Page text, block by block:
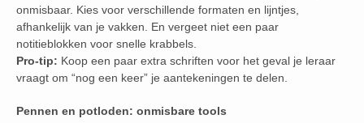
onmisbaar. Kies voor verschillende formaten en lijntjes,
afhankelijk van je vakken. En vergeet niet een paar
notitieblokken voor snelle krabbels.
Pro-tip: Koop een paar extra schriften voor het geval je leraar
vraagt om “nog een keer” je aantekeningen te delen.
Pennen en potloden: onmisbare tools